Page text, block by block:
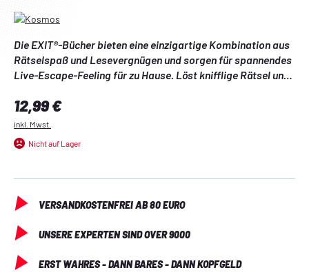
Die EXIT®-Bücher bieten eine einzigartige Kombination aus
Rätselspaß und Lesevergnügen und sorgen für spannendes
Live-Escape-Feeling für zu Hause. Löst knifflige Rätsel und
Teile eines legendären Marine-Tagebuches sind seit Jahren
rund um den Globus verstreut: Jetzt wurden die
Aufzeichnungen auf mysteriöse Weise wieder
was tatsächlich geschehen ist.
Zur Lösung der Rätsel werden benötigt: dieses Buch, ein
Stift, ein Smartphone, Tablet oder Computer mit
Internetzugang, Mut und Verstand. Alles ist erlaubt:
schreiben, zeichnen, knicken, falten, schneiden oder reißen –
ohne Rücksicht auf das Buch – alleine oder im Team. Die
Regulärer Preis:
12,99 €
inkl. Mwst.
Nicht auf Lager
VERSANDKOSTENFREI AB 80 EURO
UNSERE EXPERTEN SIND OVER 9000
ERST WAHRES - DANN BARES - DANN KOPFGELD